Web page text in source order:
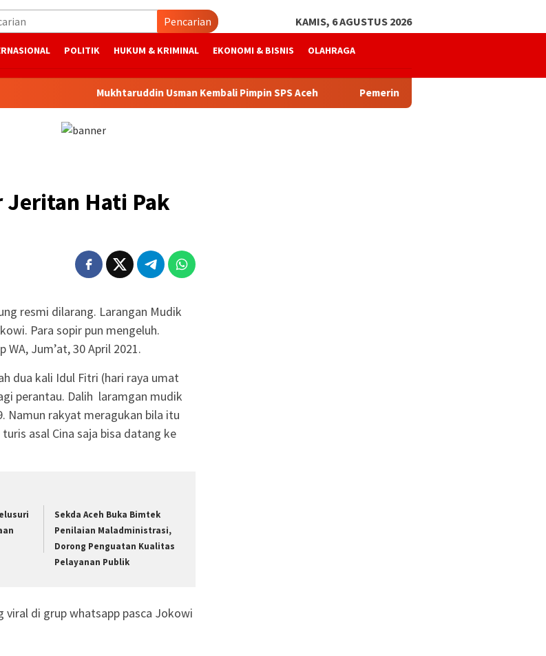
Pencarian KAMIS, 6 AGUSTUS 2026
POLITIK HUKUM & KRIMINAL EKONOMI & BISNIS OLAHRAGA
Mukhtaruddin Usman Kembali Pimpin SPS Aceh Pemerintah Aceh Telusuri Penyebab
Jeritan Hati Pak
resmi dilarang. Larangan Mudik
Para sopir pun mengeluh.
Jum’at, 30 April 2021.
dua kali Idul Fitri (hari raya umat
perantau. Dalih laramgan mudik
Namun rakyat meragukan bila itu
asal Cina saja bisa datang ke
Sekda Aceh Buka Bimtek
Penilaian Maladministrasi,
Dorong Penguatan Kualitas
Pelayanan Publik
viral di grup whatsapp pasca Jokowi